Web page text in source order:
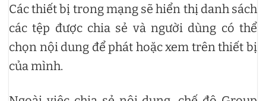
Các thiết bị trong mạng sẽ hiển thị danh sách
các tệp được chia sẻ và người dùng có thể
chọn nội dung để phát hoặc xem trên thiết bị
của mình.